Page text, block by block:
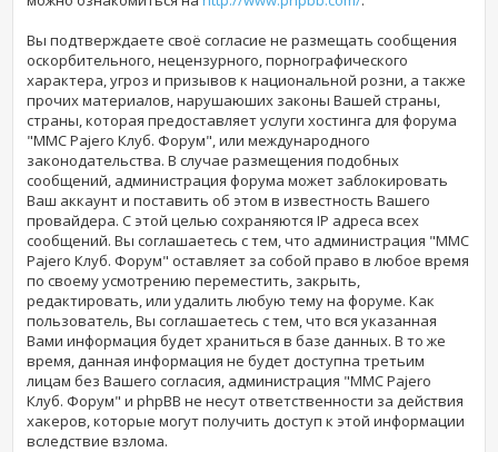
Вы подтверждаете своё согласие не размещать сообщения
оскорбительного, нецензурного, порнографического
характера, угроз и призывов к национальной розни, а также
прочих материалов, нарушаюших законы Вашей страны,
страны, которая предоставляет услуги хостинга для форума
"MMC Pajero Клуб. Форум", или международного
законодательства. В случае размещения подобных
сообщений, администрация форума может заблокировать
Ваш аккаунт и поставить об этом в известность Вашего
провайдера. С этой целью сохраняются IP адреса всех
сообщений. Вы соглашаетесь с тем, что администрация "MMC
Pajero Клуб. Форум" оставляет за собой право в любое время
по своему усмотрению переместить, закрыть,
редактировать, или удалить любую тему на форуме. Как
пользователь, Вы соглашаетесь с тем, что вся указанная
Вами информация будет храниться в базе данных. В то же
время, данная информация не будет доступна третьим
лицам без Вашего согласия, администрация "MMC Pajero
Клуб. Форум" и phpBB не несут ответственности за действия
хакеров, которые могут получить доступ к этой информации
вследствие взлома.